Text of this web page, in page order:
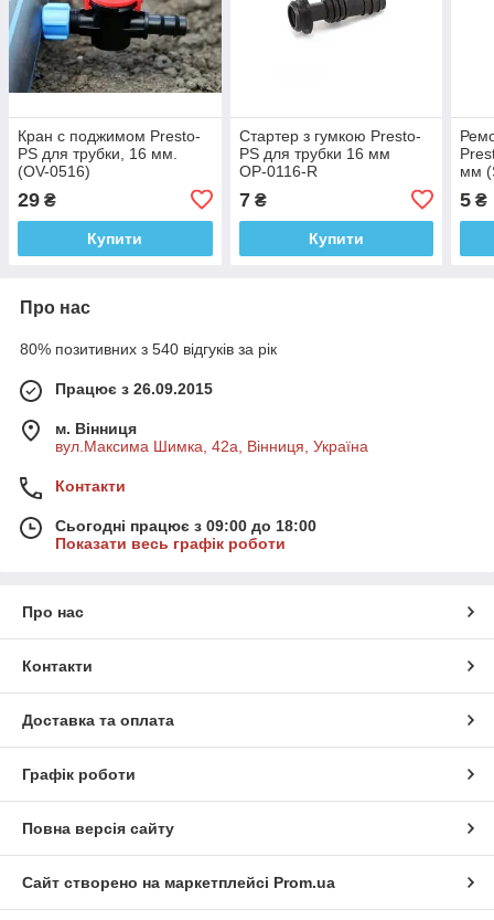
Кран с поджимом Presto-
PS для трубки, 16 мм.
(OV-0516)
29 ₴
Купити
Стартер з гумкою Presto-
PS для трубки 16 мм
ОР-0116-R
7₴
Купити
мм
5 ₴
Про нас
80% позитивних з 540 відгуків за рік
Працює з 26.09.2015
м. Вінниця
вул.Максима Шимка, 42а, Вінниця, Україна
Контакти
Сьогодні працює з 09:00 до 18:00
Показати весь графік роботи
Про нас
Контакти
Доставка та оплата
Графік роботи
Повна версія сайту
Сайт створено на маркетплейсі Prom.ua